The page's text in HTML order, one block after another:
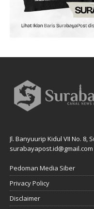
Jl. Banyuurip Kidul VII No. 8,
surabayapost.id@gmail.com
Pedoman Media Siber
Privacy Policy
Disclaimer